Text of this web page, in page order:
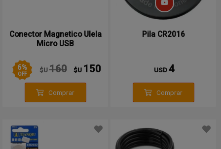
Conector Magnetico Ulela
Micro USB
6%
OFF $U160 $U 150
Comprar
Pila CR2016
USD 4
Comprar